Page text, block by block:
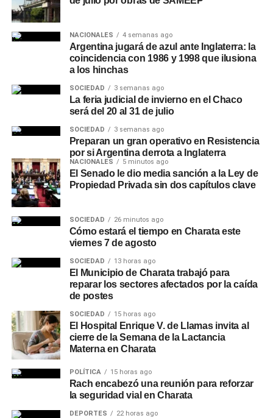
NACIONALES 4 semanas ago
Argentina jugará de azul ante Inglaterra: la
coincidencia con 1986 y 1998 que ilusiona
a los hinchas
SOCIEDAD 3 semanas ago
La feria judicial de invierno en el Chaco
será del 20 al 31 de julio
SOCIEDAD 3 semanas ago
Preparan un gran operativo en Resistencia
por si Argentina derrota a Inglaterra
NACIONALES 5 minutos ago
El Senado le dio media sanción a la Ley de
Propiedad Privada sin dos capítulos clave
SOCIEDAD 26 minutos ago
Cómo estará el tiempo en Charata este
viernes 7 de agosto
SOCIEDAD 13 horas ago
El Municipio de Charata trabajó para
reparar los sectores afectados por la caída
de postes
SOCIEDAD 15 horas ago
El Hospital Enrique V. de Llamas invita al
cierre de la Semana de la Lactancia
Materna en Charata
POLÍTICA 15 horas ago
Rach encabezó una reunión para reforzar
la seguridad vial en Charata
DEPORTES 22 horas ago